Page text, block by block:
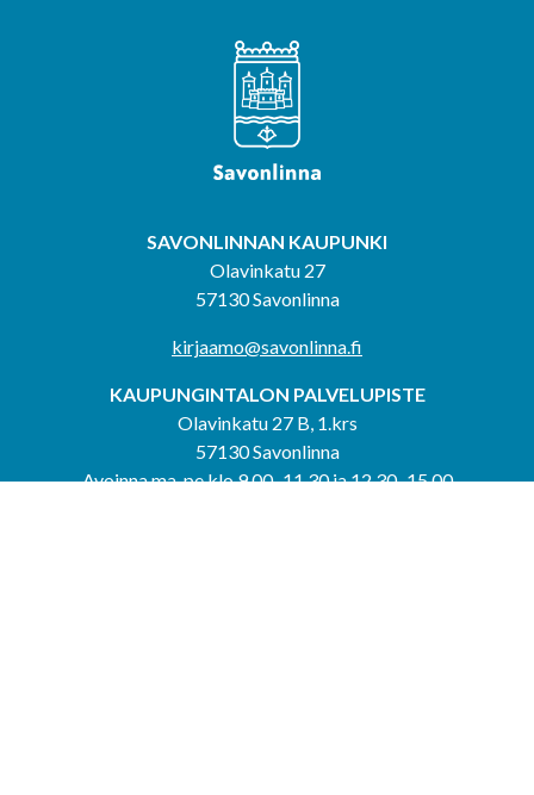
SAVONLINNAN KAUPUNKI
Olavinkatu 27
57130 Savonlinna
kirjaamo@savonlinna.fi
KAUPUNGINTALON PALVELUPISTE
Olavinkatu 27 B, 1.krs
57130 Savonlinna
Avoinna ma-pe klo 9.00–11.30 ja 12.30–15.00